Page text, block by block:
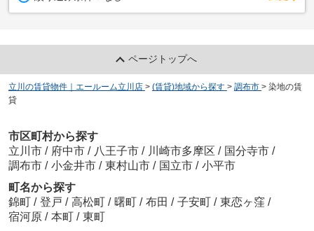
ページトップへ
立川の賃貸物件｜エールーム立川店 > (賃貸)地域から探す > 調布市 > 染地の賃
貸
市区町村から探す
立川市 / 府中市 / 八王子市 / 川崎市多摩区 / 国分寺市 /
調布市 / 小金井市 / 東村山市 / 国立市 / 小平市
町名から探す
錦町 / 登戸 / 高松町 / 曙町 / 布田 / 子安町 / 東恋ヶ窪 /
宿河原 / 本町 / 東町